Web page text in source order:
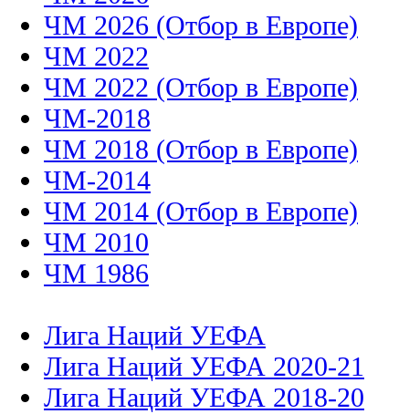
ЧМ 2026 (Отбор в Европе)
ЧМ 2022
ЧМ 2022 (Отбор в Европе)
ЧМ-2018
ЧМ 2018 (Отбор в Европе)
ЧМ-2014
ЧМ 2014 (Отбор в Европе)
ЧМ 2010
ЧМ 1986
Лига Наций УЕФА
Лига Наций УЕФА 2020-21
Лига Наций УЕФА 2018-20